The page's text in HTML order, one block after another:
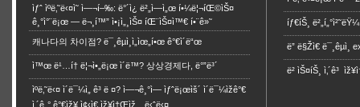
ìƒˆ ìºë‚˜ë‹¤ì˜ ì—¬í–‰: ë°´ì¿ ë²„ì—ì„œ í•¼ë¦¬íŒ©ìŠ¤
ê¸°ì°¨ë¡œ — ë¬¸í™” ì•¡ì„¸ìŠ¤ íŒ¨ìŠ¤ì™€ í•¨ê»˜
캐나다의 차이점? ë¯¸êµ­ì¸ì„ìœ„í•œ ê°€ì´ë“œ
ì™œ ë¹…í† ë¦¬ì•„ë¡œ ì´ë™? 상상경제다, ë°”ë³´
ìºë‚˜ë‹¤ ì´ë¯¼ì„ ê³ ë ¤? ì—¬ê¸°ì— ìƒˆë¡œìš´ ì´ë¯¼ìžê°€
ì‚´ê¸° ê°€ìž¥ ì¢‹ì€ ìž¥ì†Œìž…ë‹ˆë‹¤
íƒ€íŠ¸ ë²„í„°ì²˜ëŸ¼
ë” ë§Žì€ ë¯¸êµ­ì¸
ë² ìŠ¤íŠ¸ ì‚´ê³